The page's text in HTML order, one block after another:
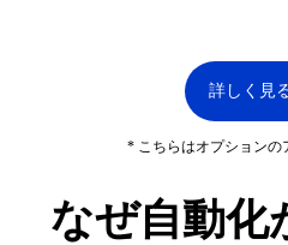
詳しく見
* こちらはオプションの
なぜ自動化